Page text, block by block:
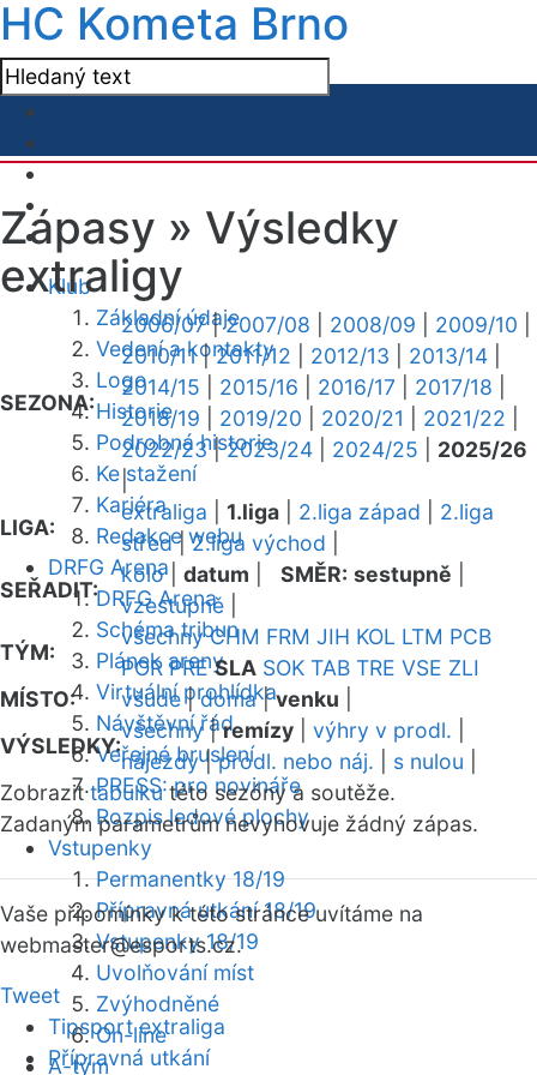
HC Kometa Brno
Klub
Základní údaje
Vedení a kontakty
Logo
Historie
Podrobná historie
Ke stažení
Kariéra
Redakce webu
DRFG Arena
DRFG Arena
Schéma tribun
Plánek areny
Virtuální prohlídka
Návštěvní řád
Veřejné bruslení
PRESS: pro novináře
Rozpis ledové plochy
Vstupenky
Permanentky 18/19
Přípravná utkání 18/19
Vstupenky 18/19
Uvolňování míst
Zvýhodněné
On-line
A-tým
Zápasy » Výsledky
extraligy
SEZONA:
2006/07|2007/08 2008/09 2009/10
2010/11|2011/12 2012/13 2013/14
2014/15
2015/16 2016/17 2017/18
2018/19
2019/20 2020/21 2021/22
2022/23|2023/24 2024/25
2025/26
|
LIGA:
extraliga 1.liga 2.liga západ
2.liga
střed|2.liga východ
SEŘADIT:
kolo| datum SMĚR: sestupně
vzestupně
TÝM:
všechny CHM FRM JIH KOL LTM PCB
POR PRE SLA SOK TAB TRE VSE ZLI
MÍSTO:
všude|doma|venku
VÝSLEDKY:
všechny|remízy výhry v prodl.
nájezdy|prodl. nebo náj. s nulou
Zobrazittabulkutéto sezóny a soutěže.
Zadaným parametrům nevyhovuje žádný zápas.
Vaše připomínky k této stránce uvítáme na
webmaster@esports.cz.
Tweet
Tipsport extraliga
Přípravná utkání